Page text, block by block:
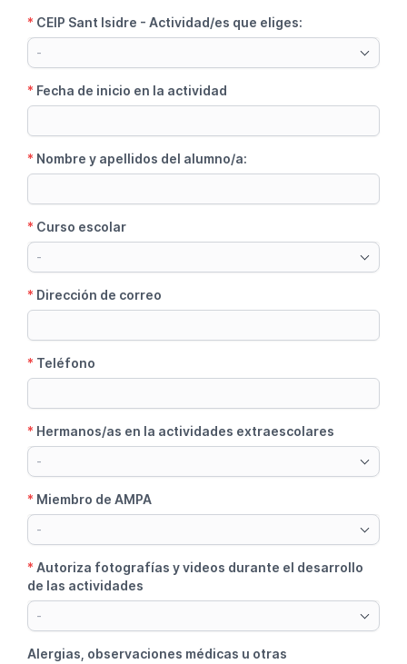
* CEIP Sant Isidre - Actividad/es que eliges:
-
* Fecha de inicio en la actividad
* Nombre y apellidos del alumno/a:
* Curso escolar
-
* Dirección de correo
* Teléfono
* Hermanos/as en la actividades extraescolares
-
* Miembro de AMPA
-
* Autoriza fotografías y videos durante el desarrollo
de las actividades
-
Alergias, observaciones médicas u otras